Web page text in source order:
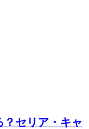
？セリア・キャ